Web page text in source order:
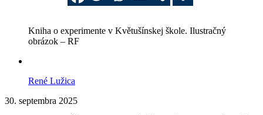
Kniha o experimente v Květušínskej škole. Ilustračný
obrázok – RF
René Lužica
30. septembra 2025